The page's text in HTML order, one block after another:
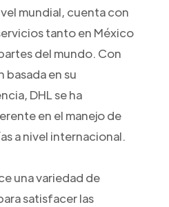
mundial, cuenta con
tanto en México
del mundo. Con
basada en su
DHL se ha
en el manejo de
a nivel internacional.
una variedad de
satisfacer las